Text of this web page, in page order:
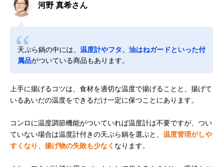
河野 真希さん
天ぷら鍋の中には、 温度計やフタ、油はねガードといった付
属品がついている商品もあります。
上手に揚げるコツは、食材を適切な温度で揚げることと、揚げて
いるあいだの温度をできるだけ一定に保つことにあります。
コンロに温度調節機能がついていれば温度計は不要ですが、つい
ていない場合は温度計付きの天ぷら鍋を選ぶと、 温度管理がしや
すくなり、揚げ物の失敗も少なく なります。